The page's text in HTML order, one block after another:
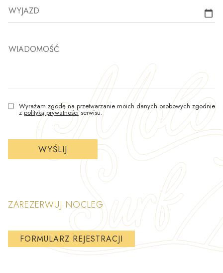
WYJAZD
WIADOMOŚĆ
Wyrażam zgodę na przetwarzanie moich danych osobowych zgodnie
z polityką prywatności serwisu.
ZAREZERWUJ NOCLEG
FORMULARZ REJESTRACJI